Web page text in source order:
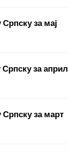
за мај
за април
за март